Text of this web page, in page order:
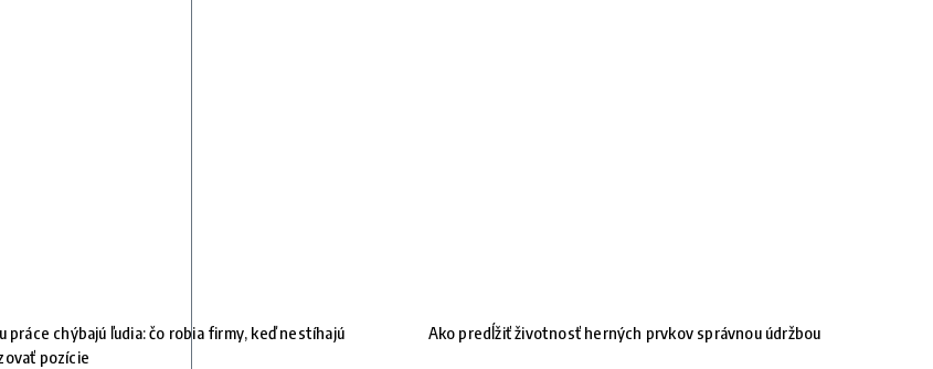
práce chýbajú ľudia: čo robia firmy, keď nestíhajú
pozície
Ako predĺžiť životnosť herných prvkov správnou údržbou